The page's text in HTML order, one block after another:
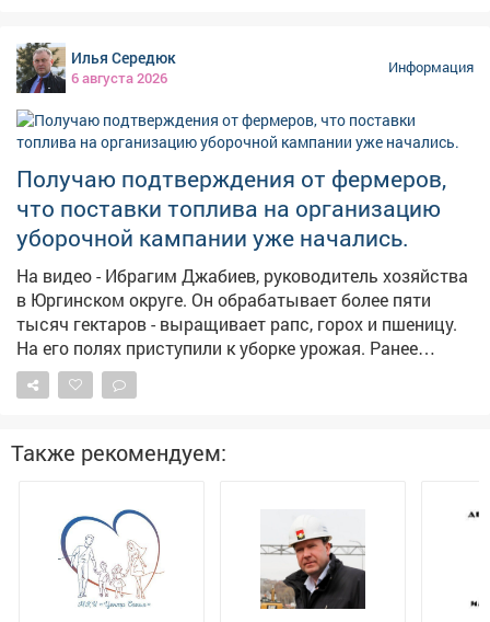
платил,а силовики не принимали мер, сообщает в
четверг областная прокуратура. – Должностными
лицами службы судебных приставов своевременно не
приняты исчерпывающие меры, направленные на
взыскание задолженности, – сказали в прокуратуре.
главного управления приставов в регионе. В
результате исполнительные действия
активизировались, должностное лицо привлекли к
дисциплинарной ответственности, а с бывшего мужа
взыскали 315 тысяч рублей по алиментам.
Прокуратура продолжит следить за тем, как
контролируется последующая выплата алиментов.
Илья Середюк
6 августа 2026
Информация
Получаю подтверждения от фермеров,
что поставки топлива на организацию
уборочной кампании уже начались.
На видео - Ибрагим Джабиев, руководитель хозяйства
в Юргинском округе. Он обрабатывает более пяти
тысяч гектаров - выращивает рапс, горох и пшеницу.
На его полях приступили к уборке урожая. Ранее
обращался к федеральному центру с просьбой
выделить региону дополнительные объемы солярки
поддержали, первые девять тысяч тонн горючего
прибыли в регион и распределяются кузбасским
Также рекомендуем: